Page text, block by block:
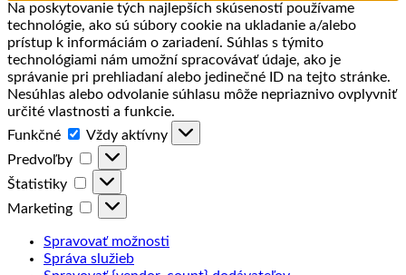
Na poskytovanie tých najlepších skúseností používame
technológie, ako sú súbory cookie na ukladanie a/alebo
prístup k informáciám o zariadení. Súhlas s týmito
technológiami nám umožní spracovávať údaje, ako je
správanie pri prehliadaní alebo jedinečné ID na tejto stránke.
Nesúhlas alebo odvolanie súhlasu môže nepriaznivo ovplyvniť
určité vlastnosti a funkcie.
Funkčné
Funkčné
Vždy aktívny
Predvoľby
Predvoľby
Štatistiky Štatistiky
Marketing Marketing
Spravovať možnosti
Správa služieb